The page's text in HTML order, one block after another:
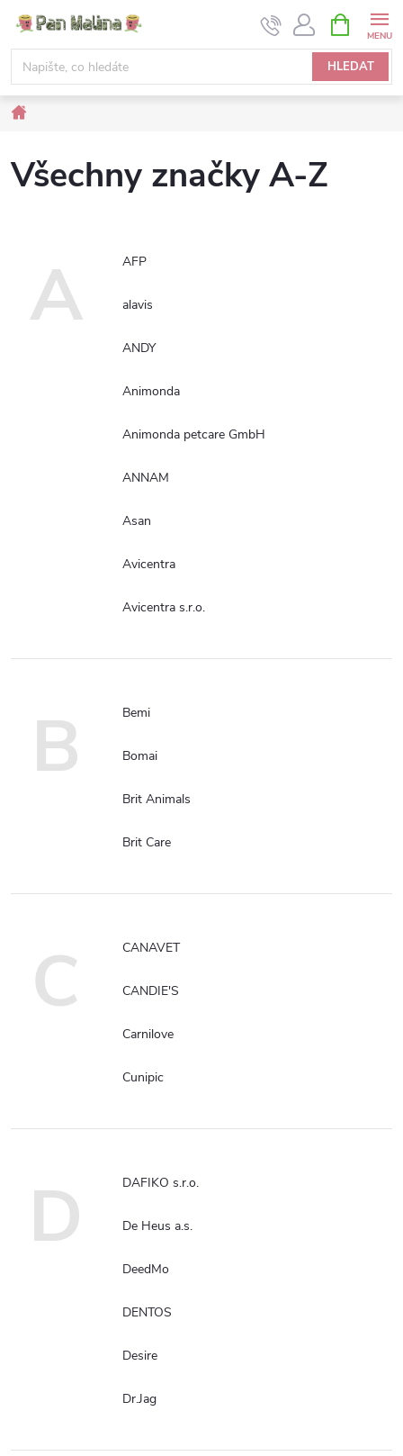
Přejít
obsah
HLEDAT
NÁKUPNÍ
KOŠÍK
Všechny značky A-Z
A AFP
alavis
ANDY
Animonda
Animonda petcare GmbH
ANNAM
Asan
Avicentra
Avicentra s.r.o.
B Bemi
Bomai
Brit Animals
Brit Care
C CANAVET
CANDIE'S
Carnilove
Cunipic
D DAFIKO s.r.o.
De Heus a.s.
DeedMo
DENTOS
Desire
Dr.Jag